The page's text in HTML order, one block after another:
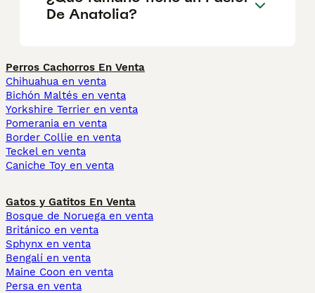
De Anatolia?
Perros Cachorros En Venta
Chihuahua en venta
Bichón Maltés en venta
Yorkshire Terrier en venta
Pomerania en venta
Border Collie en venta
Teckel en venta
Caniche Toy en venta
Gatos y Gatitos En Venta
Bosque de Noruega en venta
Británico en venta
Sphynx en venta
Bengalí en venta
Maine Coon en venta
Persa en venta